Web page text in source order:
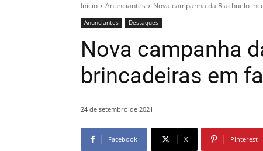
Início Anunciantes Nova campanha da Riachuelo
Anunciantes Destaques
Nova campanha
brincadeiras em
24 de setembro de 2021
Facebook X Pinterest